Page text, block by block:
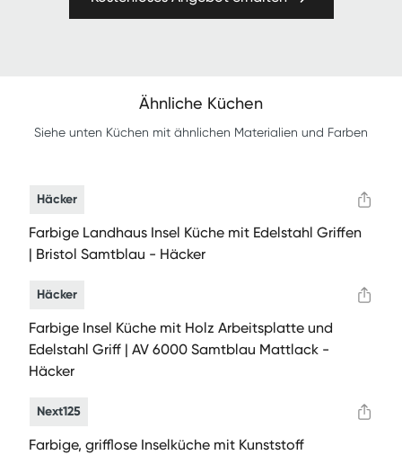
Ähnliche Küchen
Siehe unten Küchen mit ähnlichen Materialien und Farben
Häcker
Farbige Landhaus Insel Küche mit Edelstahl Griffen
| Bristol Samtblau - Häcker
Häcker
Farbige Insel Küche mit Holz Arbeitsplatte und
Edelstahl Griff | AV 6000 Samtblau Mattlack -
Häcker
Next125
Farbige, grifflose Inselküche mit Kunststoff